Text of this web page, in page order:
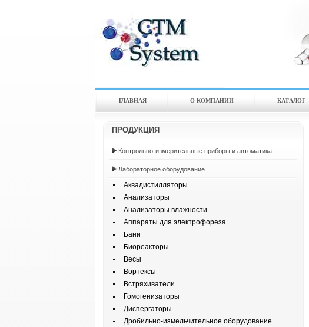
ГЛАВНАЯ О КОМПАНИИ КАТАЛOГ
ПРОДУКЦИЯ
Контрольно-измерительные приборы и автоматика
Лабораторное оборудование
Аквадистилляторы
Анализаторы
Анализаторы влажности
Аппараты для электрофореза
Бани
Биореакторы
Весы
Вортексы
Встряхиватели
Гомогенизаторы
Диспергаторы
Дробильно-измельчительное оборудование